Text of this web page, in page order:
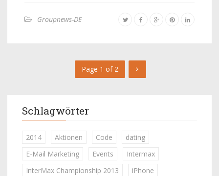
Groupnews-DE
Page 1 of 2
Schlagwörter
2014 Aktionen Code
dating
E-Mail Marketing
Events
Intermax
InterMax Championship 2013
iPhone